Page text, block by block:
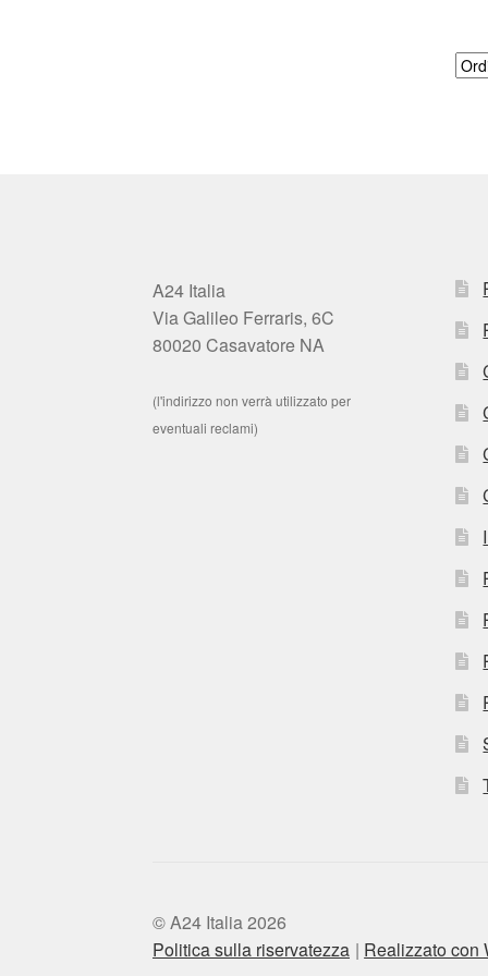
A24 Italia
Via Galileo Ferraris, 6C
80020 Casavatore NA
(l'indirizzo non verrà utilizzato per
eventuali reclami)
© A24 Italia 2026
Politica sulla riservatezza
Realizzato con